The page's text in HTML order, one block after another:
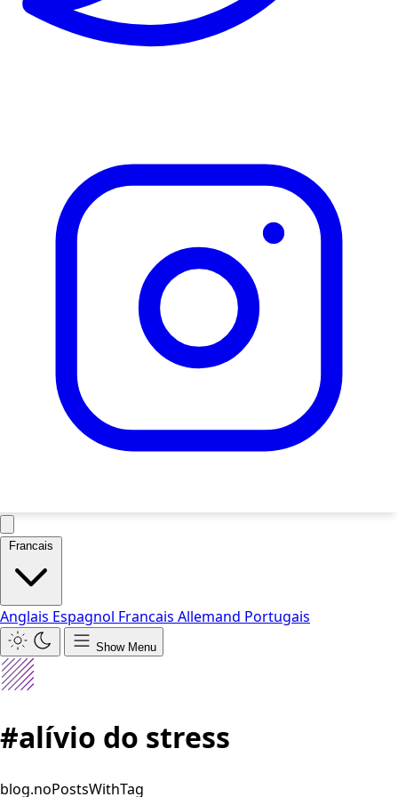
Francais
Anglais Espagnol Francais Allemand Portugais
Show Menu
#alívio do stress
blog.noPostsWithTag